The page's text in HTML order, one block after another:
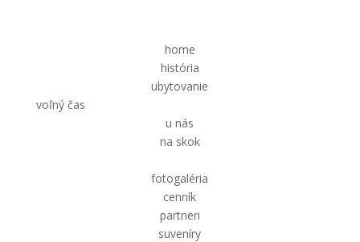
home
história
ubytovanie
voľný čas
u nás
na skok
fotogaléria
cenník
partneri
suveníry